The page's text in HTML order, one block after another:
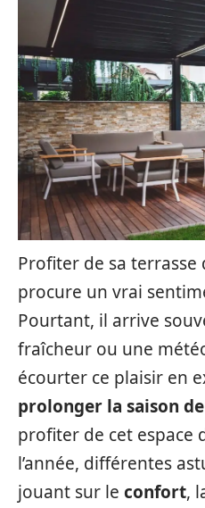
Profiter de sa terrasse
procure un vrai
Pourtant, il arrive
fraîcheur ou une
écourter ce plaisir en
prolonger la saison
profiter de cet espace
l’année, différentes
jouant sur le confort,